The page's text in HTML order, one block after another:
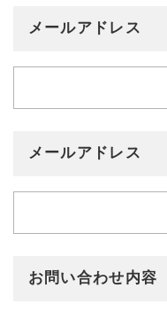
メールアドレス
メールアドレス
お問い合わせ内容